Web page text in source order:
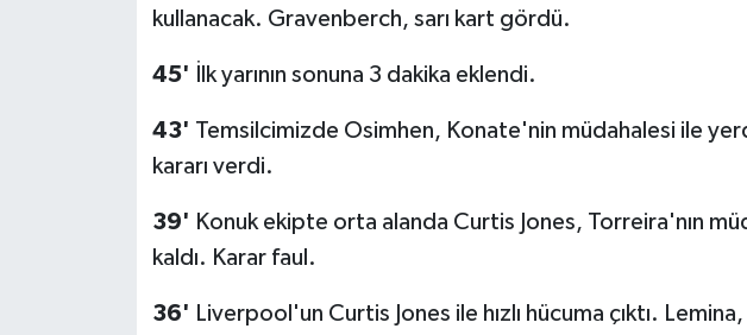
kullanacak. Gravenberch, sarı kart gördü.
45' İlk yarının sonuna 3 dakika eklendi.
43' Temsilcimizde Osimhen, Konate'nin müdahalesi ile
kararı verdi.
39' Konuk ekipte orta alanda Curtis Jones, Torreira'nın
kaldı. Karar faul.
36' Liverpool'un Curtis Jones ile hızlı hücuma çıktı.